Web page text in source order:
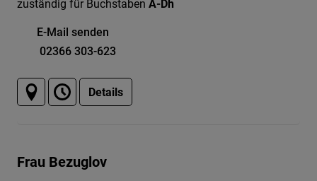
zuständig für Buchstaben A-Dh
E-Mail senden
02366 303-623
Details
Frau Bezuglov